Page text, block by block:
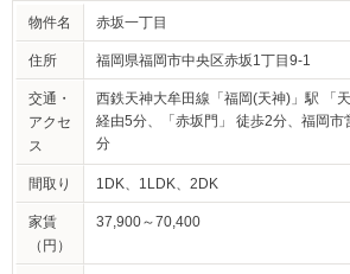
物件名 赤坂一丁目
住所 福岡県福岡市中央区赤坂1丁目9‐1
交通・
アクセ
ス
西鉄天神大牟田線「福岡(天神)」駅 「
経由5分、「赤坂門」 徒歩2分、福岡市
分
間取り 1DK、1LDK、2DK
家賃
（円）
37,900～70,400